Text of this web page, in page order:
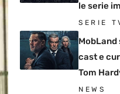
le serie
SERIE
cast e
Tom
NEWS